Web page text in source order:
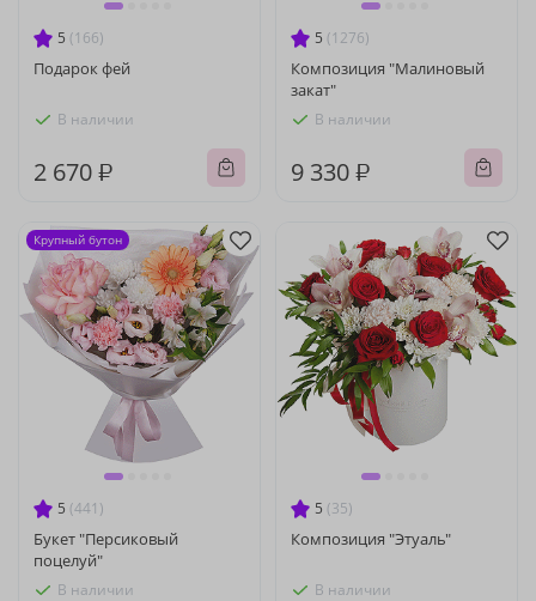
5 (166)
Подарок фей
В наличии
2 670 ₽
5 (1276)
Композиция "Малиновый
закат"
В наличии
9 330 ₽
5 (441)
Букет "Персиковый
поцелуй"
В наличии
Крупный бутон
5 (35)
Композиция "Этуаль"
В наличии